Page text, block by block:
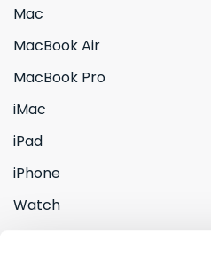
Mac
MacBook Air
MacBook Pro
iMac
iPad
iPhone
Watch